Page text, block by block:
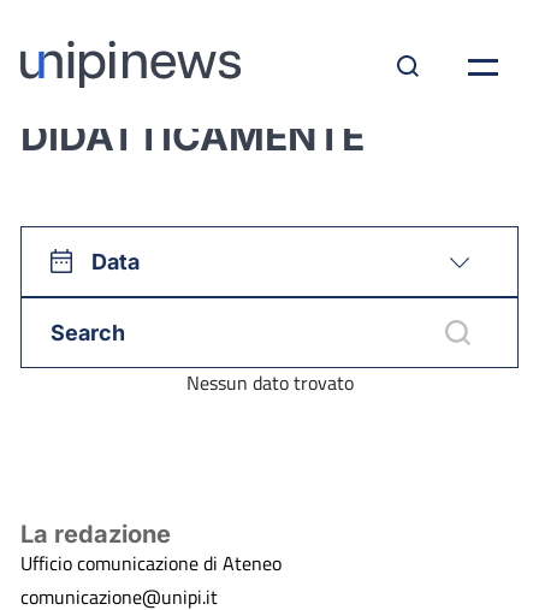
View all:
DIDATTICAMENTE
Data
Nessun dato trovato
La redazione
Ufficio comunicazione di Ateneo
comunicazione@unipi.it